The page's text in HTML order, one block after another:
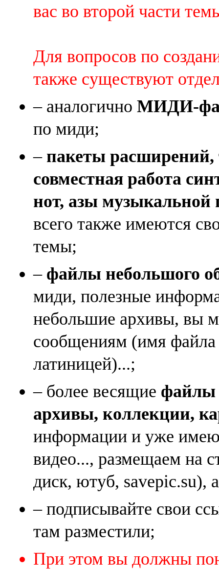
вас во второй части
Для вопросов по
также существуют
– аналогично МИДИ-
по миди;
– пакеты
совместная работа
нот, азы музыкальной
всего также имеются
темы;
– файлы небольшого
миди, полезные
небольшие архивы, вы
сообщениям (имя
латиницей)...;
– более весящие файлы
архивы, коллекции,
информации и уже
видео..., размещаем на
диск, ютуб, savepic.su),
– подписывайте свои
там разместили;
При этом вы должны